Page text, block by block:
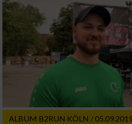
ALBUM B2RUN KÖLN /